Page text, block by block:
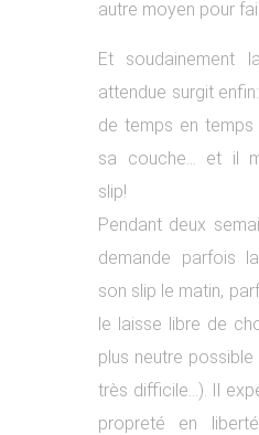
autre moyen pour
Et soudainement
attendue surgit
de temps en
sa couche… et il
slip!
Pendant deux
demande parfois
son slip le matin,
le laisse libre de
plus neutre
très difficile…). Il
propreté en